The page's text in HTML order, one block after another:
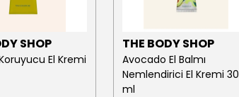
SHOP
El Kremi
THE BODY SHOP
Avocado El Balmı
Nemlendirici El Kremi 30
ml